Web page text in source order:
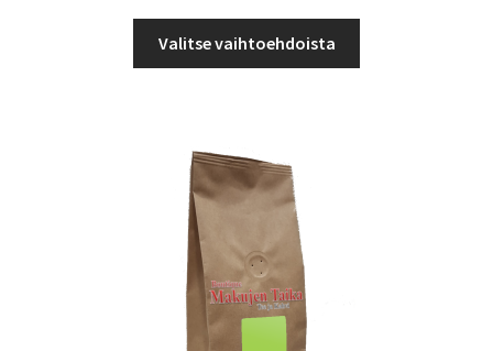
9,50 €
-
81,22 €
Valitse vaihtoehdoista